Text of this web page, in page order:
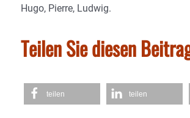
Hugo, Pierre, Ludwig.
Teilen Sie diesen
teilen teilen